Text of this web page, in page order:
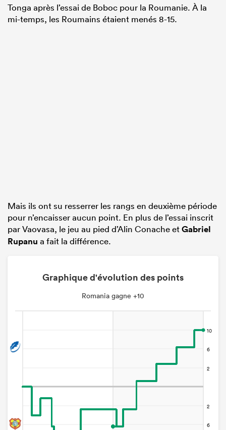
Tonga après l’essai de Boboc pour la Roumanie. À la
mi-temps, les Roumains étaient menés 8-15.
Mais ils ont su resserrer les rangs en deuxième période
pour n’encaisser aucun point. En plus de l’essai inscrit
par Vaovasa, le jeu au pied d’Alin Conache etGabriel
Rupanu a fait la différence.
Graphique d'évolution des points
Romania gagne +10